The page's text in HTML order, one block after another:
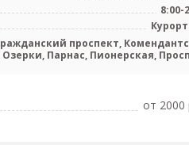
8:00-
проспект,
Парнас, Пионерская,
от 2000